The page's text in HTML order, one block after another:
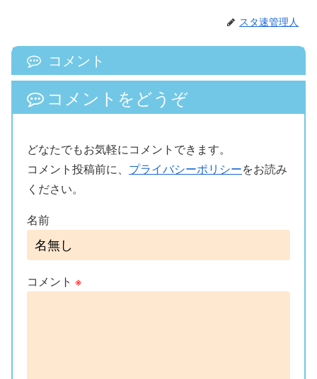
スタ速管理人
コメント
コメントをどうぞ
どなたでもお気軽にコメントできます。
コメント投稿前に、 プライバシーポリシーをお読み
ください。
名前
コメント ※